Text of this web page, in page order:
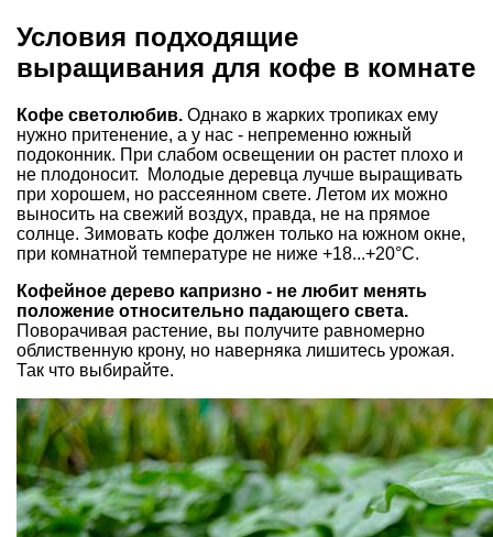
Условия подходящие
выращивания для кофе в комнате
Кофе светолюбив. Однако в жарких тропиках ему
нужно притенение, а у нас - непременно южный
подоконник. При слабом освещении он растет плохо и
не плодоносит. Молодые деревца лучше выращивать
при хорошем, но рассеянном свете. Летом их можно
выносить на свежий воздух, правда, не на прямое
солнце. Зимовать кофе должен только на южном окне,
при комнатной температуре не ниже +18...+20°С.
Кофейное дерево капризно - не любит менять
положение относительно падающего света.
Поворачивая растение, вы получите равномерно
облиственную крону, но наверняка лишитесь урожая.
Так что выбирайте.